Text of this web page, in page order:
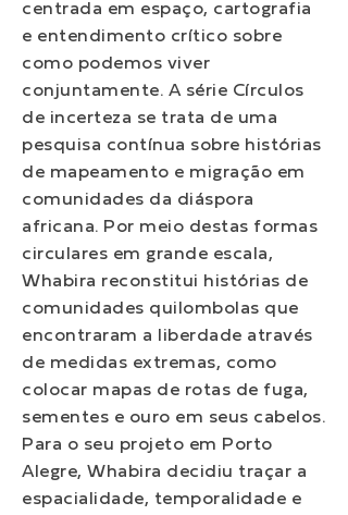
centrada em espaço, cartografia
e entendimento crítico sobre
como podemos viver
conjuntamente. A série Círculos
de incerteza se trata de uma
pesquisa contínua sobre histórias
de mapeamento e migração em
comunidades da diáspora
africana. Por meio destas formas
circulares em grande escala,
Whabira reconstitui histórias de
comunidades quilombolas que
encontraram a liberdade através
de medidas extremas, como
colocar mapas de rotas de fuga,
sementes e ouro em seus cabelos.
Para o seu projeto em Porto
Alegre, Whabira decidiu traçar a
espacialidade, temporalidade e